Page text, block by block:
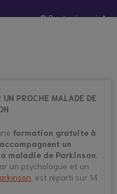
© Droits réservés*
UN PROCHE MALADE DE
formation gratuite à
un
maladie de Parkinson.
un psychologue et un
, est réparti sur 14